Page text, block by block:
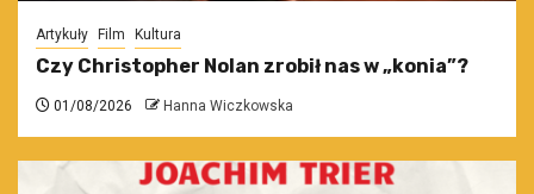
Artykuły Film Kultura
Czy Christopher Nolan zrobił nas w „konia”?
01/08/2026 Hanna Wiczkowska